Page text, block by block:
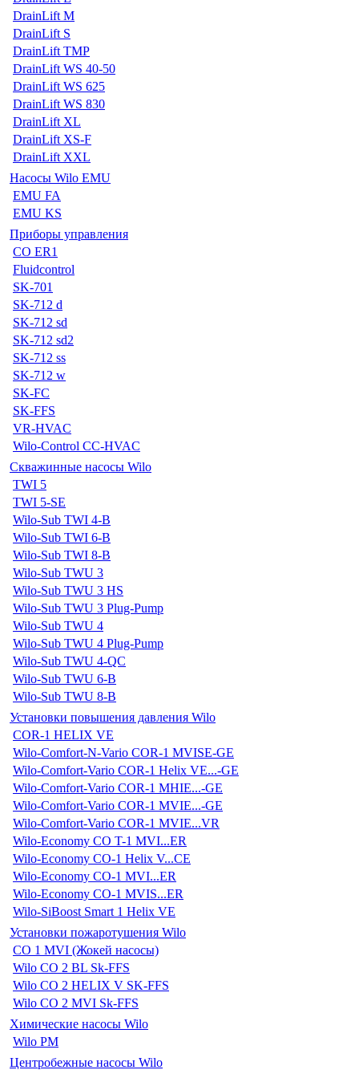
DrainLift M
DrainLift S
DrainLift TMP
DrainLift WS 40-50
DrainLift WS 625
DrainLift WS 830
DrainLift XL
DrainLift XS-F
DrainLift XXL
Насосы Wilo EMU
EMU FA
EMU KS
Приборы управления
CO ER1
Fluidcontrol
SK-701
SK-712 d
SK-712 sd
SK-712 sd2
SK-712 ss
SK-712 w
SK-FC
SK-FFS
VR-HVAC
Wilo-Control CC-HVAC
Скважинные насосы Wilo
TWI 5
TWI 5-SE
Wilo-Sub TWI 4-B
Wilo-Sub TWI 6-B
Wilo-Sub TWI 8-B
Wilo-Sub TWU 3
Wilo-Sub TWU 3 HS
Wilo-Sub TWU 3 Plug-Pump
Wilo-Sub TWU 4
Wilo-Sub TWU 4 Plug-Pump
Wilo-Sub TWU 4-QC
Wilo-Sub TWU 6-B
Wilo-Sub TWU 8-B
Установки повышения давления Wilo
COR-1 HELIX VE
Wilo-Comfort-N-Vario COR-1 MVISE-GE
Wilo-Comfort-Vario COR-1 Helix VE...-GE
Wilo-Comfort-Vario COR-1 MHIE...-GE
Wilo-Comfort-Vario COR-1 MVIE...-GE
Wilo-Comfort-Vario COR-1 MVIE...VR
Wilo-Economy CO T-1 MVI...ER
Wilo-Economy CO-1 Helix V...CE
Wilo-Economy CO-1 MVI...ER
Wilo-Economy CO-1 MVIS...ER
Wilo-SiBoost Smart 1 Helix VE
Установки пожаротушения Wilo
CO 1 MVI (Жокей насосы)
Wilo CO 2 BL Sk-FFS
Wilo CO 2 HELIX V SK-FFS
Wilo CO 2 MVI Sk-FFS
Химические насосы Wilo
Wilo PM
Центробежные насосы Wilo